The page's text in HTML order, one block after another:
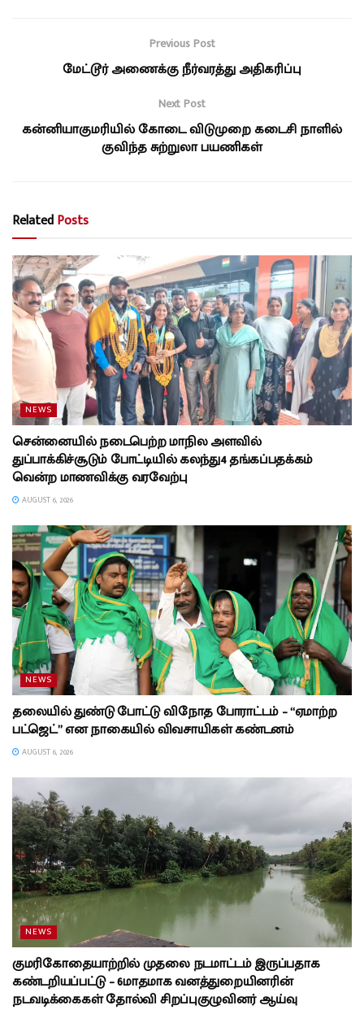
Previous Post
மேட்டூர் அணைக்கு நீர்வரத்து அதிகரிப்பு
Next Post
கன்னியாகுமரியில் கோடை விடுமுறை கடைசி நாளில்
குவிந்த சுற்றுலா பயணிகள்
RelatedPosts
NEWS
சென்னையில் நடைபெற்ற மாநில அளவில்
துப்பாக்கிச்சூடும் போட்டியில் கலந்து4 தங்கப்பதக்கம்
வென்ற மாணவிக்கு வரவேற்பு
AUGUST 6, 2026
NEWS
தலையில் துண்டு போட்டு விநோத போராட்டம் – “ஏமாற்ற
பட்ஜெட்” என நாகையில் விவசாயிகள் கண்டனம்
AUGUST 6, 2026
NEWS
குமரிகோதையாற்றில் முதலை நடமாட்டம் இருப்பதாக
கண்டறியப்பட்டு – 6மாதமாக வனத்துறையினரின்
நடவடிக்கைகள் தோல்வி சிறப்புகுழுவினர் ஆய்வு